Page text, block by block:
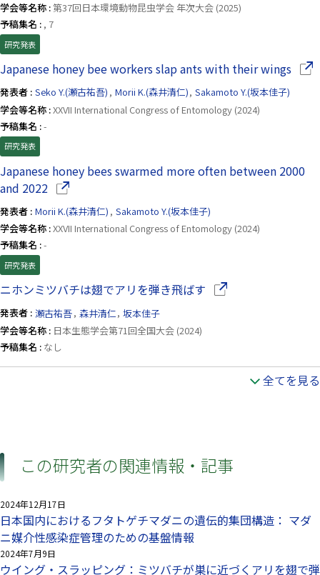
学会等名称 :第37回日本環境動物昆虫学会 年次大会 (2025)
予稿集名 : , 7
研究発表
Japanese honey bee workers slap ants with their wings（別
発表者 : Seko Y.(瀬古祐吾) , Morii K.(森井清仁), Sakamoto Y.(坂本佳子)
学会等名称 :XXVII International Congress of Entomology (2024)
予稿集名 :-
研究発表
Japanese honey bees swarmed more often between 2000
and 2022（別ウインドウで開きます）
発表者 : Morii K.(森井清仁) , Sakamoto Y.(坂本佳子)
学会等名称 :XXVII International Congress of Entomology (2024)
予稿集名 :-
研究発表
ニホンミツバチは翅でアリを弾き飛ばす （別ウインドウで開
発表者 : 瀬古祐吾, 森井清仁, 坂本佳子
学会等名称 : 日本生態学会第71回全国大会 (2024)
予稿集名 : なし
全てを見る
この研究者の関連情報・記事
2024年12月17日
日本国内におけるフタトゲチマダニの遺伝的集団構造： マダ
ニ媒介性感染症管理のための基盤情報
2024年7月9日
ウイング・スラッピング：ミツバチが巣に近づくアリを翅で弾